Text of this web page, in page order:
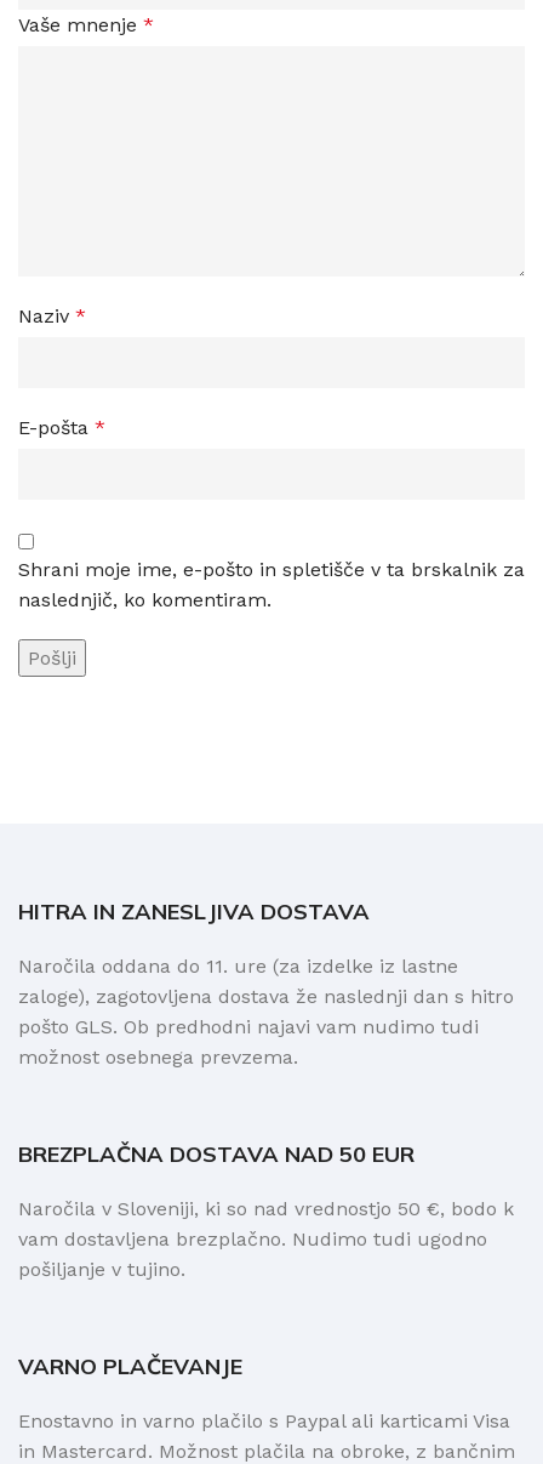
Vaše mnenje *
Naziv *
E-pošta *
Shrani moje ime, e-pošto in spletišče v ta brskalnik za
naslednjič, ko komentiram.
HITRA IN ZANESLJIVA DOSTAVA
Naročila oddana do 11. ure (za izdelke iz lastne
zaloge), zagotovljena dostava že naslednji dan s hitro
pošto GLS. Ob predhodni najavi vam nudimo tudi
možnost osebnega prevzema.
BREZPLAČNA DOSTAVA NAD 50 EUR
Naročila v Sloveniji, ki so nad vrednostjo 50 €, bodo k
vam dostavljena brezplačno. Nudimo tudi ugodno
pošiljanje v tujino.
VARNO PLAČEVANJE
Enostavno in varno plačilo s Paypal ali karticami Visa
in Mastercard. Možnost plačila na obroke, z bančnim